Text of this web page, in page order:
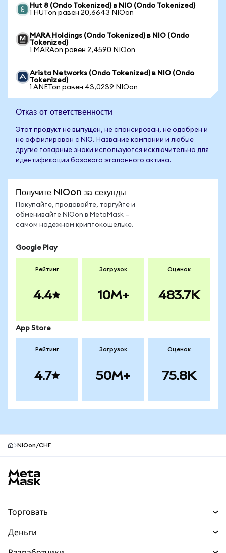
Hut 8 (Ondo Tokenized) в NIO (Ondo Tokenized)
1 HUTon равен 20,6643 NIOon
MARA Holdings (Ondo Tokenized) в NIO (Ondo
Tokenized)
1 MARAon равен 2,4590 NIOon
Arista Networks (Ondo Tokenized) в NIO (Ondo
Tokenized)
1 ANETon равен 43,0239 NIOon
Отказ от ответственности
Этот продукт не выпущен, не спонсирован, не одобрен и
не аффилирован с NIO. Название компании и любые
другие товарные знаки используются исключительно для
идентификации базового эталонного актива.
Получите NIOon за секунды
Покупайте, продавайте, торгуйте и
обменивайте NIOon в MetaMask —
самом надёжном криптокошельке.
Google Play
Рейтинг
4.4
Загрузок
10M+
Оценок
483.7K
App Store
Рейтинг
4.7
Загрузок
50M+
Оценок
75.8K
NIOon/CHF
Торговать
Деньги